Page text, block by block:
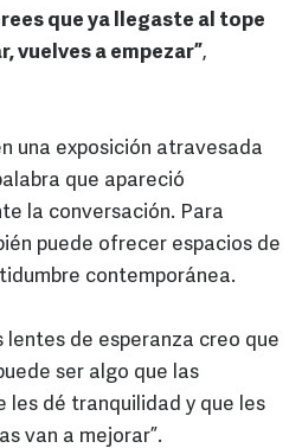
que ya llegaste al tope
vuelves a empezar”,
una exposición atravesada
que apareció
la conversación. Para
puede ofrecer espacios de
contemporánea.
lentes de esperanza creo que
ser algo que las
les dé tranquilidad y que les
van a mejorar”.